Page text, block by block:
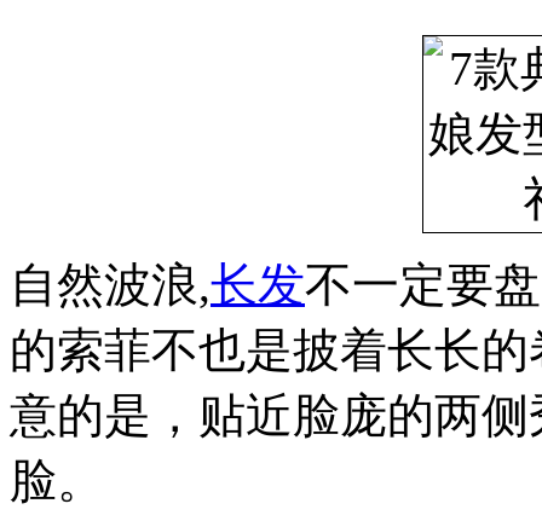
自然波浪,长发不一定要
的索菲不也是披着长长
意的是，贴近脸庞的两
脸。